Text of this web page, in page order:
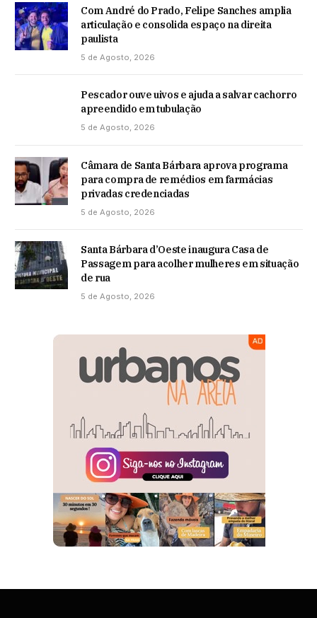
Com André do Prado, Felipe Sanches amplia
articulação e consolida espaço na direita
paulista
5 de Agosto, 2026
Pescador ouve uivos e ajuda a salvar cachorro
apreendido em tubulação
5 de Agosto, 2026
Câmara de Santa Bárbara aprova programa
para compra de remédios em farmácias
privadas credenciadas
5 de Agosto, 2026
Santa Bárbara d’Oeste inaugura Casa de
Passagem para acolher mulheres em situação
de rua
5 de Agosto, 2026